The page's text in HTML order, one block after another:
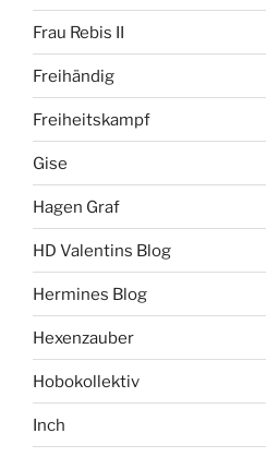
Frau Rebis II
Freihändig
Freiheitskampf
Gise
Hagen Graf
HD Valentins Blog
Hermines Blog
Hexenzauber
Hobokollektiv
Inch